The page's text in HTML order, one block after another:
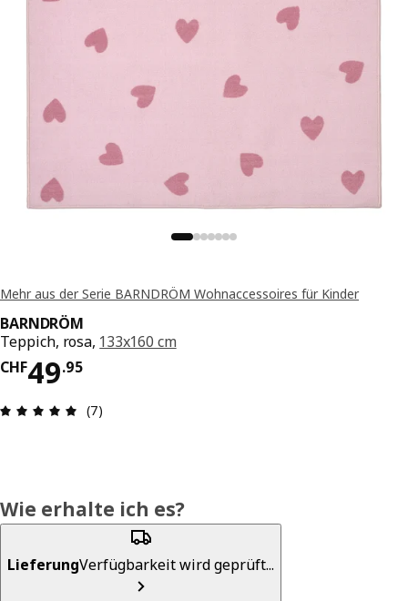
Mehr aus der Serie BARNDRÖM Wohnaccessoires für Kinder
BARNDRÖM
Teppich, rosa, 133x160 cm
CHF49.95
Preis CHF 49.95
Bewertung: 4.9 von 5 Sterne Anzahl der
(7)
Wie erhalte ich es?
LieferungVerfügbarkeit wird geprüft...